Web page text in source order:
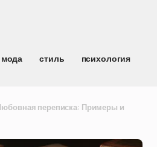
мода стиль
психология
переписка: Примеры и